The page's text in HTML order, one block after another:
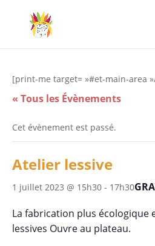
[print-me target= »#et-main-area
« Tous les Évènements
Cet évènement est passé.
Atelier lessive
1 juillet 2023 @ 15h30 - 17h30
La fabrication plus écologique
lessives Ouvre au plateau.